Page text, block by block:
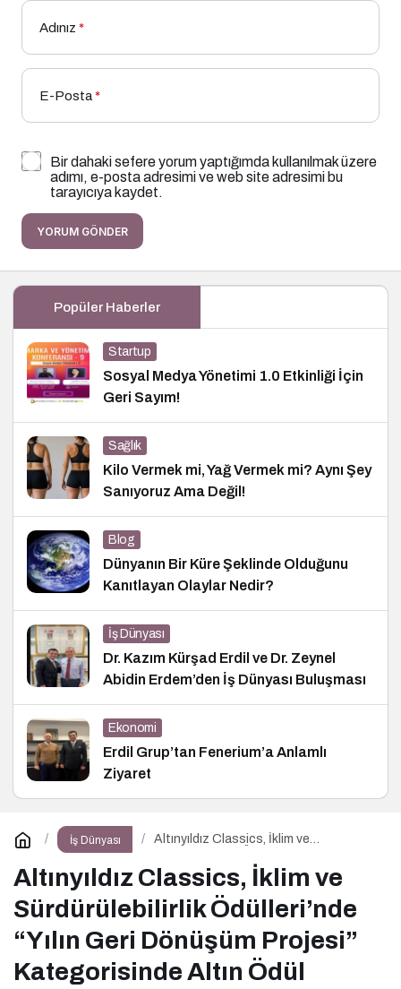
Adınız *
E-Posta*
Bir dahaki sefere yorum yaptığımda kullanılmak üzere
adımı, e-posta adresimi ve web site adresimi bu
tarayıcıya kaydet.
YORUM GÖNDER
Popüler Haberler
Startup
Sosyal Medya Yönetimi 1.0 Etkinliği İçin
Geri Sayım!
Sağlık
Kilo Vermek mi, Yağ Vermek mi? Aynı Şey
Sanıyoruz Ama Değil!
Blog
Dünyanın Bir Küre Şeklinde Olduğunu
Kanıtlayan Olaylar Nedir?
İş Dünyası
Dr. Kazım Kürşad Erdil ve Dr. Zeynel
Abidin Erdem’den İş Dünyası Buluşması
Ekonomi
Erdil Grup’tan Fenerium’a Anlamlı
Ziyaret
İş Dünyası
Altınyıldız Classics, İklim ve
Dönüşüm Projesi” Kategorisinde Altın
Ödül Kazandı
Altınyıldız Classics, İklim ve
Sürdürülebilirlik Ödülleri’nde
“Yılın Geri Dönüşüm Projesi”
Kategorisinde Altın Ödül